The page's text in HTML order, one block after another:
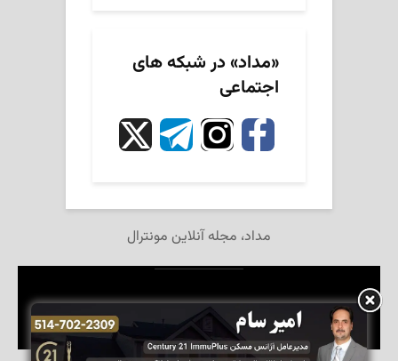
«مداد» در شبکه های
اجتماعی
مداد، مجله آنلاین مونترال
تمام حقوق این وبگاه برای مجله آنلاین «مداد» محفوظ است.